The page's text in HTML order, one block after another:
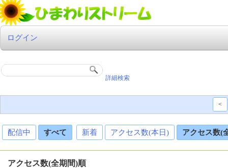
ログイン
詳細検索
<
配信中 すべて 新着 アクセス数(本日) アクセス数(
アクセス数(全期間)順